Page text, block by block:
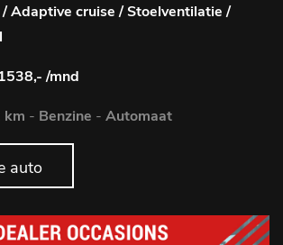
Adaptive cruise / Stoelventilatie /
/mnd
km - Benzine - Automaat
auto